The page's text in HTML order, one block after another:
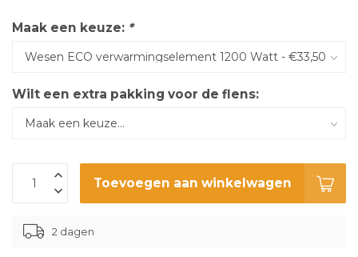
Maak een keuze: *
Wilt een extra pakking voor de flens:
Toevoegen aan winkelwagen
2 dagen